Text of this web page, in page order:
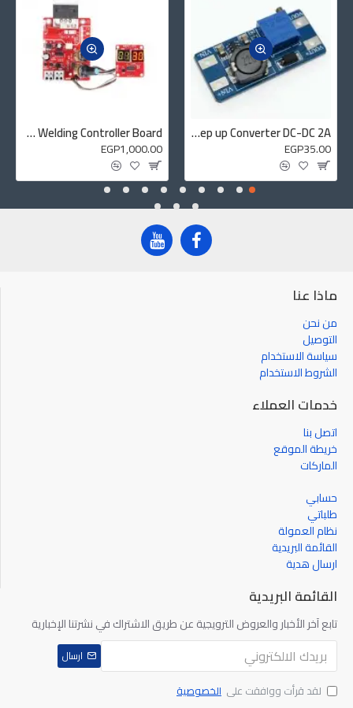
MT3608 Boost Step up Converter DC-DC 2A
EGP35.00
NY-D01 100A Digital Display Spot Welding Controller Board
EGP1,000.00
ماذا عنا
من نحن
التوصيل
سياسة الاستخدام
الشروط الاستخدام
خدمات العملاء
اتصل بنا
خريطة الموقع
الماركات
حسابي
طلباتي
نظام العمولة
القائمة البريدية
ارسال هدية
القائمة البريدية
تابع آخر الأخبار والعروض الترويجية عن طريق الاشتراك في نشرتنا الإخبارية
ارسال
لقد قرأت ووافقت على الخصوصية